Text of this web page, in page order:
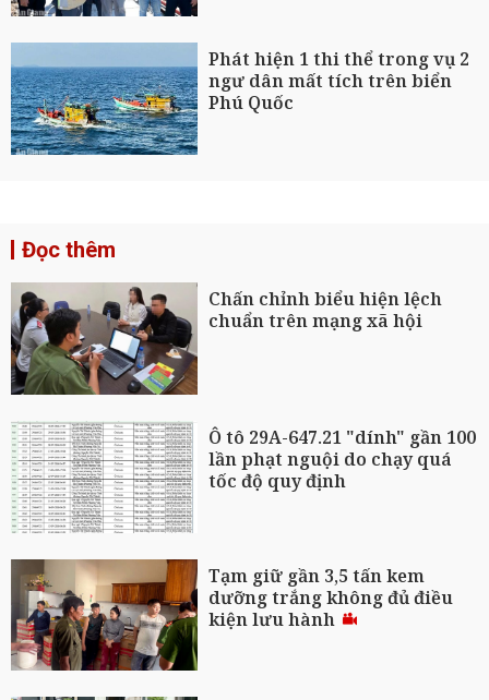
Phát hiện 1 thi thể trong vụ 2
ngư dân mất tích trên biển
Phú Quốc
Đọc thêm
Chấn chỉnh biểu hiện lệch
chuẩn trên mạng xã hội
Ô tô 29A-647.21 "dính" gần 100
lần phạt nguội do chạy quá
tốc độ quy định
Tạm giữ gần 3,5 tấn kem
dưỡng trắng không đủ điều
kiện lưu hành